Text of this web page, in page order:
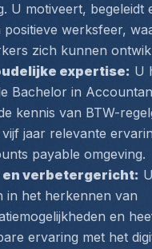
U motiveert, begeleidt
werksfeer,
zich kunnen
expertise: U
Bachelor in
kennis van BTW-
vijf jaar relevante
payable omgeving.
en verbetergericht:
in het herkennen van
en
ervaring met het